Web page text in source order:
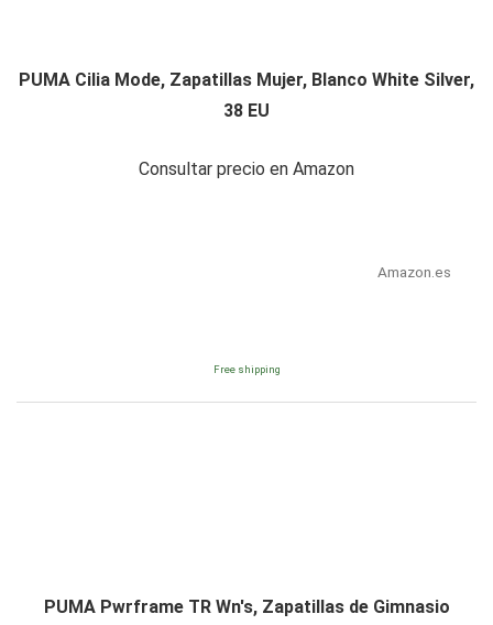
PUMA Cilia Mode, Zapatillas Mujer, Blanco White Silver,
38 EU
Consultar precio en Amazon
Amazon.es
Free shipping
PUMA Pwrframe TR Wn's, Zapatillas de Gimnasio